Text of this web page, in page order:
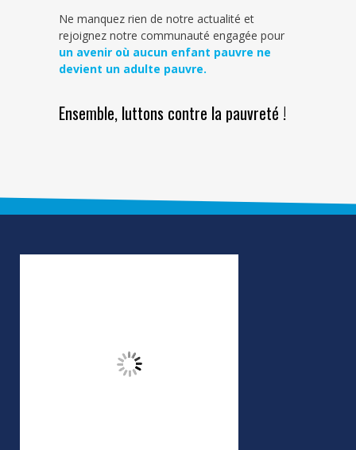
Ne manquez rien de notre actualité et
rejoignez notre communauté engagée pour
un avenir où aucun enfant pauvre ne
devient un adulte pauvre.
Ensemble, luttons contre la pauvreté !